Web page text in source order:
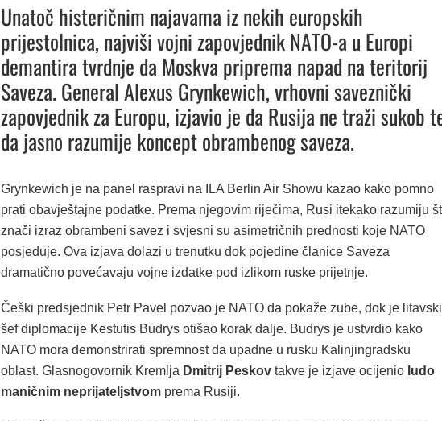
Unatoč histeričnim najavama iz nekih europskih
prijestolnica, najviši vojni zapovjednik NATO-a u Europi
demantira tvrdnje da Moskva priprema napad na teritorij
Saveza. General Alexus Grynkewich, vrhovni saveznički
zapovjednik za Europu, izjavio je da Rusija ne traži sukob
da jasno razumije koncept obrambenog saveza.
Grynkewich je na panel raspravi na ILA Berlin Air Showu kazao kako pomno
prati obavještajne podatke. Prema njegovim riječima, Rusi itekako razumiju
znači izraz obrambeni savez i svjesni su asimetričnih prednosti koje NATO
posjeduje. Ova izjava dolazi u trenutku dok pojedine članice Saveza
dramatično povećavaju vojne izdatke pod izlikom ruske prijetnje.
Češki predsjednik Petr Pavel pozvao je NATO da pokaže zube, dok je litavski
šef diplomacije Kestutis Budrys otišao korak dalje. Budrys je ustvrdio kako
NATO mora demonstrirati spremnost da upadne u rusku Kalinjingradsku
oblast. Glasnogovornik Kremlja Dmitrij Peskovtakve je izjave ocijenio ludo
maničnim neprijateljstvomprema Rusiji.